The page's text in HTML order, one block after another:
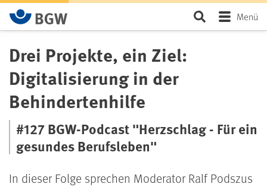
Zum Hauptinhalt springen SeiteMenü
Drei Projekte, ein Ziel:
Digitalisierung in der
Behindertenhilfe
#127 BGW-Podcast "Herzschlag - Für ein
gesundes Berufsleben"
In dieser Folge sprechen Moderator Ralf Podszus